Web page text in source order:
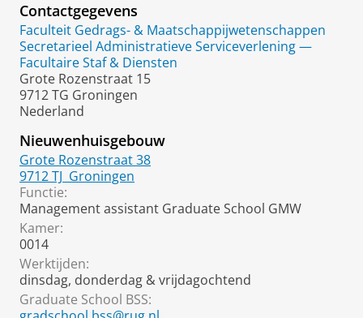
Contactgegevens
Faculteit Gedrags- & Maatschappijwetenschappen
Secretarieel Administratieve Serviceverlening —
Facultaire Staf & Diensten
Grote Rozenstraat 15
9712 TG Groningen
Nederland
Nieuwenhuisgebouw
Grote Rozenstraat 38
9712 TJ Groningen
Functie:
Management assistant Graduate School GMW
Kamer:
0014
Werktijden:
dinsdag, donderdag & vrijdagochtend
Graduate School BSS: